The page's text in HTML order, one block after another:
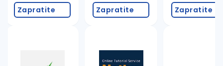
Zapratite Zapratite Zapratite